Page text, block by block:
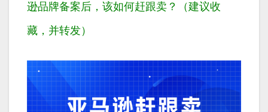
逊品牌备案后，该如何赶跟卖？
（建议收
藏，并转发）